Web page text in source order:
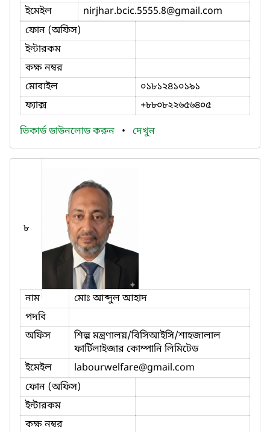
ইমেইল nirjhar.bcic.5555.8@gmail.com
ফোন (অফিস)
ইন্টারকম
কক্ষ নম্বর
মোবাইল
০১৮১২৪১০১৯১
ফ্যাক্স
+৮৮০৮২২৬৫৬৪০৫
ভিকার্ড ডাউনলোড করুন • দেখুন
৮
নাম
মোঃ আব্দুল আহাদ
পদবি
অফিস
শিল্প মন্ত্রণালয়/বিসিআইসি/শাহজালাল
ফার্টিলাইজার কোম্পানি লিমিটেড
ইমেইল
labourwelfare@gmail.com
ফোন (অফিস)
ইন্টারকম
কক্ষ নম্বর